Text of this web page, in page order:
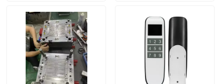
Produkte
Über uns